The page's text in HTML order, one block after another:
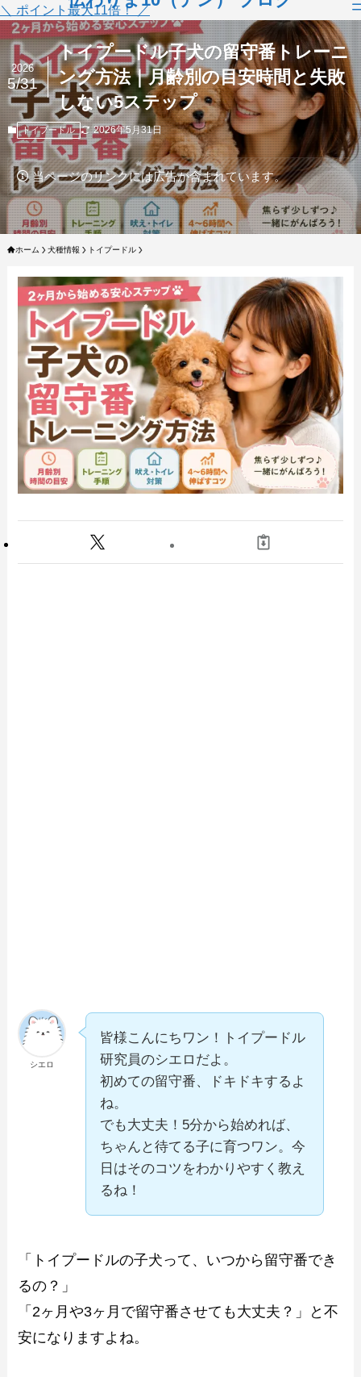
＼ ポイント最大11倍！ ／
トイプードル子犬の留守番トレーニ
ング方法｜月齢別の目安時間と失敗
しない5ステップ
2026
5/31
トイプードル 2026年5月31日
当ページのリンクには広告が含まれています。
ホーム 犬種情報 トイプードル
シエロ
皆様こんにちワン！トイプードル
研究員のシエロだよ。
初めての留守番、ドキドキするよ
ね。
でも大丈夫！5分から始めれば、
ちゃんと待てる子に育つワン。今
日はそのコツをわかりやすく教え
るね！
「トイプードルの子犬って、いつから留守番でき
るの？」
「2ヶ月や3ヶ月で留守番させても大丈夫？」と不
安になりますよね。